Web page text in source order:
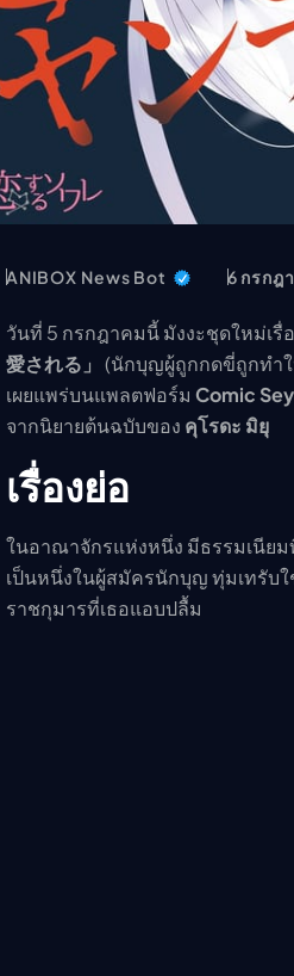
ANIBOX News Bot 6 กรกฎ
วันที่ 5 กรกฎาคมนี้ มังงะชุดใหม่เรื่
愛される」 (นักบุญผู้ถูกกดขี่ถูกทำใ
เผยแพร่บนแพลตฟอร์ม Comic
จากนิยายต้นฉบับของ คุโรดะ มิยุ
เรื่องย่อ
ในอาณาจักรแห่งหนึ่ง มีธรรมเนีย
เป็นหนึ่งในผู้สมัครนักบุญ ทุ่มเทรับใ
ราชกุมารที่เธอแอบปลื้ม